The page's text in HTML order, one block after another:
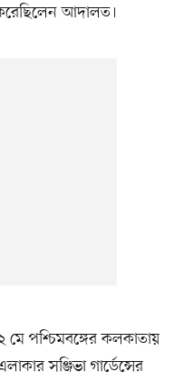
আদালত।
পশ্চিমবঙ্গের কলকাতায়
সঞ্জিভা গার্ডেন্সের